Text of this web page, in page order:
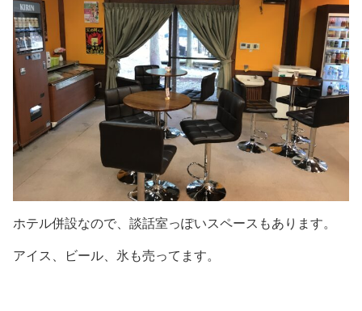
ホテル併設なので、談話室っぽいスペースもあります。
アイス、ビール、氷も売ってます。